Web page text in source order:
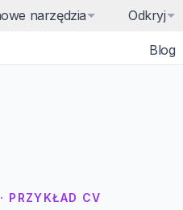
narzędzia Odkryj
Blog
PRZYKŁAD CV